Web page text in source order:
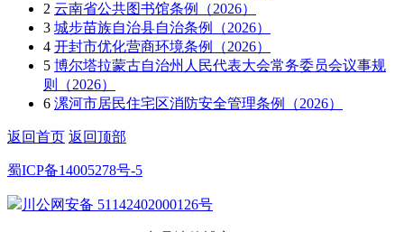
2 云南省公共图书馆条例（2026）
3 城步苗族自治县自治条例（2026）
4 开封市优化营商环境条例（2026）
5 博尔塔拉蒙古自治州人民代表大会常务委员会议事规
则（2026）
6 漯河市居民住宅区消防安全管理条例（2026）
返回首页 返回顶部
蜀ICP备14005278号-5
川公网安备 51142402000126号